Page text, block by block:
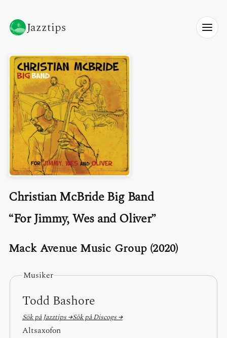
Jazztips
Christian McBride Big Band
For Jimmy, Wes and Oliver
Mack Avenue Music Group (2020)
Musiker
Todd Bashore
Sök på Jazztips →Sök på Discogs →
Altsaxofon